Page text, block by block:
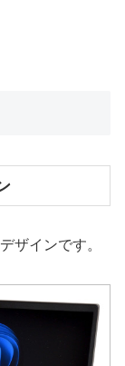
ザインです。